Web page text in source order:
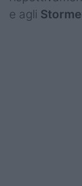
e agli